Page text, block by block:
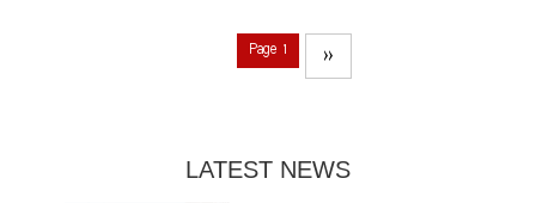
Page 1 ››
LATEST NEWS